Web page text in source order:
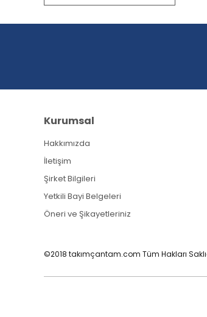
Ürün resmi kalitesiz, bozuk veya
Ürün açıklamasında eksik bilgiler
Kurumsal
Hakkımızda
İletişim
Şirket Bilgileri
Yetkili Bayi Belgeleri
Öneri ve Şikayetleriniz
©2018 takımçantam.com Tüm Hakları